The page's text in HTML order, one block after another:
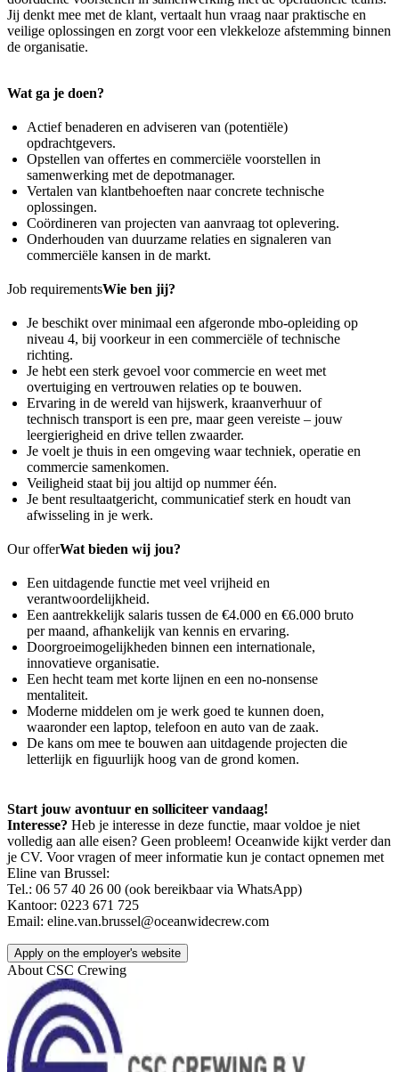
Jij denkt mee met de klant, vertaalt hun vraag naar praktische en
veilige oplossingen en zorgt voor een vlekkeloze afstemming binnen
de organisatie.
Wat ga je doen?
Actief benaderen en adviseren van (potentiële)
opdrachtgevers.
Opstellen van offertes en commerciële voorstellen in
samenwerking met de depotmanager.
Vertalen van klantbehoeften naar concrete technische
oplossingen.
Coördineren van projecten van aanvraag tot oplevering.
Onderhouden van duurzame relaties en signaleren van
commerciële kansen in de markt.
Job requirementsWie ben jij?
Je beschikt over minimaal een afgeronde mbo-opleiding op
niveau 4, bij voorkeur in een commerciële of technische
richting.
Je hebt een sterk gevoel voor commercie en weet met
overtuiging en vertrouwen relaties op te bouwen.
Ervaring in de wereld van hijswerk, kraanverhuur of
technisch transport is een pre, maar geen vereiste – jouw
leergierigheid en drive tellen zwaarder.
Je voelt je thuis in een omgeving waar techniek, operatie en
commercie samenkomen.
Veiligheid staat bij jou altijd op nummer één.
Je bent resultaatgericht, communicatief sterk en houdt van
afwisseling in je werk.
Our offerWat bieden wij jou?
Een uitdagende functie met veel vrijheid en
verantwoordelijkheid.
Een aantrekkelijk salaris tussen de €4.000 en €6.000 bruto
per maand, afhankelijk van kennis en ervaring.
Doorgroeimogelijkheden binnen een internationale,
innovatieve organisatie.
Een hecht team met korte lijnen en een no-nonsense
mentaliteit.
Moderne middelen om je werk goed te kunnen doen,
waaronder een laptop, telefoon en auto van de zaak.
De kans om mee te bouwen aan uitdagende projecten die
letterlijk en figuurlijk hoog van de grond komen.
Start jouw avontuur en solliciteer vandaag!
Interesse? Heb je interesse in deze functie, maar voldoe je niet
volledig aan alle eisen? Geen probleem! Oceanwide kijkt verder dan
je CV. Voor vragen of meer informatie kun je contact opnemen met
Eline van Brussel:
Tel.: 06 57 40 26 00 (ook bereikbaar via WhatsApp)
Kantoor: 0223 671 725
Email: eline.van.brussel@oceanwidecrew.com
Apply on the employer's website
About CSC Crewing